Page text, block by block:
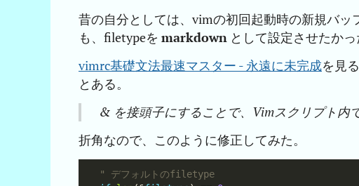
昔の自分としては、vimの初回起動時の新規バッ
も、filetypeを markdown として設定させたかっ
vimrc基礎文法最速マスター - 永遠に未完成を見
とある。
& を接頭子にすることで、Vimスクリプト内
折角なので、このように修正してみた。
" デフォルトのfiletype